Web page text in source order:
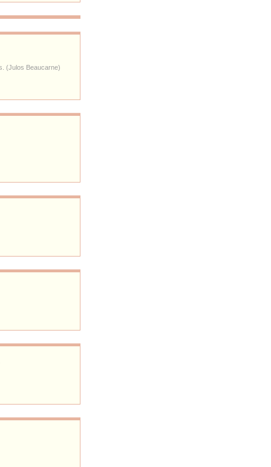
(Julos Beaucarne)